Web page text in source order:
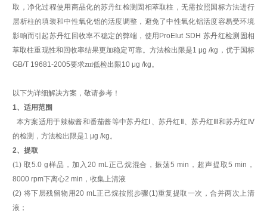
取，净化过程使用商品化的苏丹红检测固相萃取柱，无需按照国标方法进行
层析柱的填装和中性氧化铝的活度调整，避免了中性氧化铝活度容易受环境
影响而引起苏丹红回收率不稳定的弊端，使用 ProElut SDH 苏丹红检测固相
萃取柱重现性和回收率结果更加稳定可靠。 方法检出限是1μg /kg ，优于国标
GB/T 19681-2005要求zui低检出限10 μg /kg。
以下为详细解决方案，敬请参考！
1、适用范围
本方案适用于辣椒酱和番茄酱等中苏丹红Ⅰ、苏丹红Ⅱ、苏丹红Ⅲ和苏丹红Ⅳ
的检测，方法检出限是1μg /kg。
2、提取
(1)取5.0 g样品，加入 20 mL正己烷混合，振荡5 min ，超声提取5 min ，
8000 rpm下离心2 min ，收集上清液
(2) 将下层残留物用20 mL正己烷按照步骤(1)重复提取一次，合并两次上清
液；